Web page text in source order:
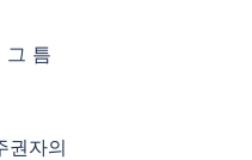
그 틈
권자의